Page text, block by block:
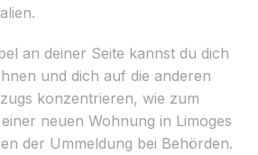
an deiner Seite kannst du dich
und dich auf die anderen
konzentrieren, wie zum
neuen Wohnung in Limoges
der Ummeldung bei Behörden.